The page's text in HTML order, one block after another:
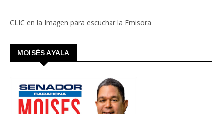
CLIC en la Imagen para escuchar la Emisora
MOISÉS AYALA